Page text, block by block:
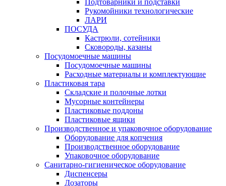
Подтоварники и подставки
Рукомойники технологические
ЛАРИ
ПОСУДА
Кастрюли, сотейники
Сковороды, казаны
Посудомоечные машины
Посудомоечные машины
Расходные материалы и комплектующие
Пластиковая тара
Складские и полочные лотки
Мусорные контейнеры
Пластиковые поддоны
Пластиковые ящики
Производственное и упаковочное оборудование
Оборудование для копчения
Производственное оборудование
Упаковочное оборудование
Санитарно-гигиеническое оборудование
Диспенсеры
Дозаторы